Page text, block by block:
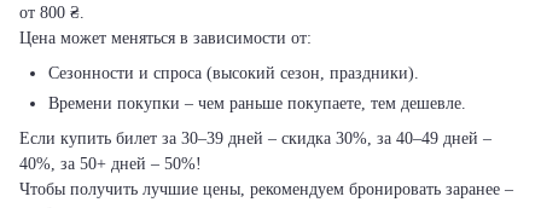
от 800 ₴.
Цена может меняться в зависимости от:
Сезонности и спроса (высокий сезон, праздники).
Времени покупки – чем раньше покупаете, тем дешевле.
Если купить билет за 30–39 дней – скидка 30%, за 40–49 дней –
40%, за 50+ дней – 50%!
Чтобы получить лучшие цены, рекомендуем бронировать заранее –